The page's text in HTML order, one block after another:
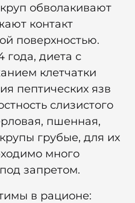
обволакивают
контакт
поверхностью.
года, диета с
клетчатки
пептических язв
слизистого
пшенная,
грубые, для их
много
запретом.
в рационе: